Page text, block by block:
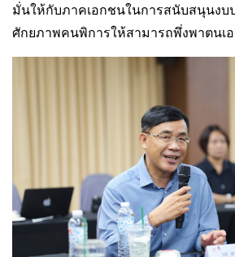
มั่นให้กับภาคเอกชนในการสนับสนุนง
ศักยภาพคนพิการให้สามารถพึ่งพาตนเอ